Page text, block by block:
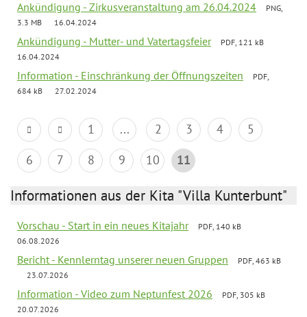
Ankündigung - Zirkusveranstaltung am 26.04.2024
PNG,
3.3 MB
16.04.2024
Ankündigung - Mutter- und Vatertagsfeier
PDF, 121 kB
16.04.2024
Information - Einschränkung der Öffnungszeiten
PDF,
684 kB
27.02.2024
1 ... 2 3 4
5
6
7 8 9 10 11
Informationen aus der Kita "Villa Kunterbunt"
Vorschau - Start in ein neues Kitajahr
PDF, 140 kB
06.08.2026
Bericht - Kennlerntag unserer neuen Gruppen
PDF, 463 kB
23.07.2026
Information - Video zum Neptunfest 2026
PDF, 305 kB
20.07.2026